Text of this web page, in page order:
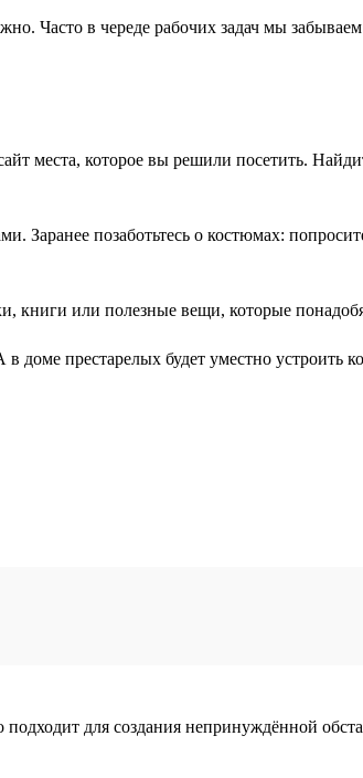
Часто в череде рабочих задач мы
места, которое вы решили посетить.
позаботьтесь о костюмах:
книги или полезные вещи, которые
престарелых будет уместно устроить
для создания непринуждённой